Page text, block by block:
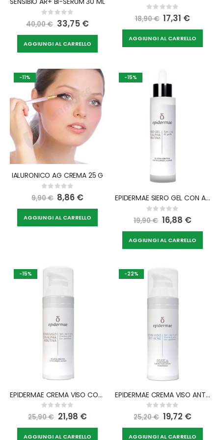
Rating:
0%
40,00 € Special
Price
33,75 €
AGGIUNGI AL CARRELLO
Rating:
0%
18,90 € Special
Price
17,31 €
AGGIUNGI AL CARRELLO
-11%
IALURONICO AG CREMA 25 G
Rating:
0%
9,90 € Special
Price
8,86 €
AGGIUNGI AL CARRELLO
-15%
EPIDERMAE SIERO GEL CON A ARBUTINA 30 ML
Rating:
0%
19,90 € Special
Price
16,88 €
AGGIUNGI AL CARRELLO
-15%
EPIDERMAE CREMA VISO CON A ARBUTINA 50 ML
Rating:
0%
25,90 € Special
Price
21,98 €
AGGIUNGI AL CARRELLO
-22%
EPIDERMAE CREMA VISO ANTI ACNE 50 ML
Rating:
0%
25,20 € Special
Price
19,72 €
AGGIUNGI AL CARRELLO